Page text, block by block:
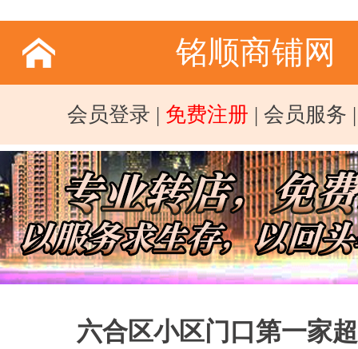
铭顺商铺网
会员登录 | 免费注册 | 会员服务
六合区小区门口第一家